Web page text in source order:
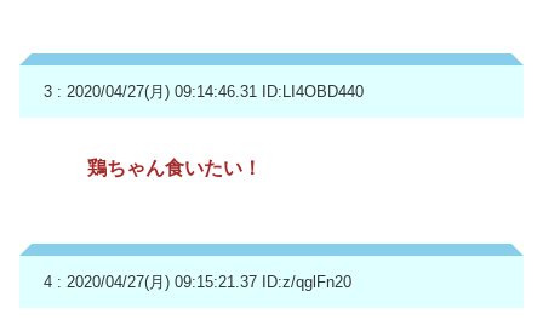
3 : 2020/04/27(月) 09:14:46.31 ID:LI4OBD440
鶏ちゃん食いたい！
4 : 2020/04/27(月) 09:15:21.37 ID:z/qglFn20